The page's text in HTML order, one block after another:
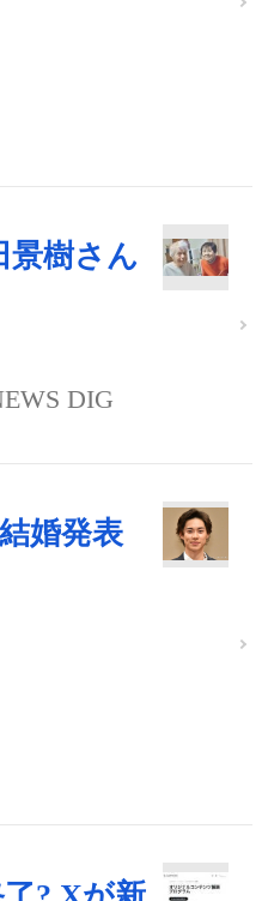
景樹さん
DIG
婚発表